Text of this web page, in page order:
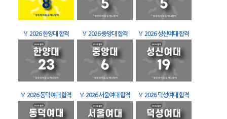
🏅 2026 한양대 합격 🏅 2026 중앙대 합격 🏅 2026 성신여대 합격
🏅 2026 동덕여대 합격 🏅 2026 서울여대 합격 🏅 2026 덕성여대 합격